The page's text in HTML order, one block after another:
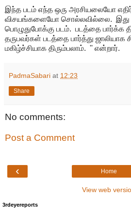
இந்த படம் எந்த ஒரு அரசியலையோ
விசயங்களையோ சொல்லவில்லை. இது
பொழுதுபோக்கு படம். படத்தை பார்க்க
தருபவர்கள் படத்தை பார்த்து ஜாலியாக
மகிழ்ச்சியாக திரும்பலாம். '' என்றார்.
PadmaSabari at 12:23
Share
No comments:
Post a Comment
‹ Home
View web
3rdeyereports